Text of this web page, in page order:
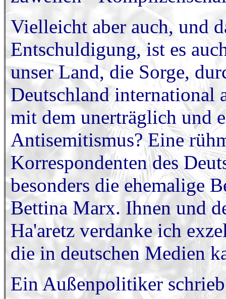
Vielleicht aber auch, und
Entschuldigung, ist es
unser Land, die Sorge,
Deutschland international
mit dem unerträglich und
Antisemitismus? Eine
Korrespondenten des
besonders die ehemalige
Bettina Marx. Ihnen und
Ha'aretz verdanke ich
die in deutschen Medien
Ein Außenpolitiker